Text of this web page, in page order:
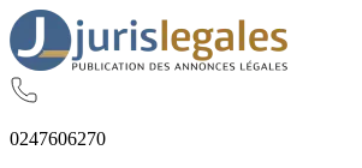
0247606270